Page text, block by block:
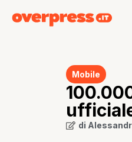
Mobile
di